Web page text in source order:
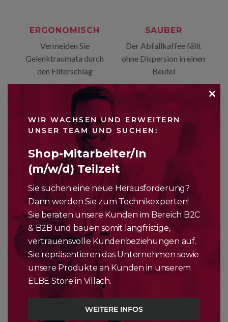
ERGONOMISCH
Vermeiden Sie
Gelenktraumata durch
den Filterschlag
SAUBER
Der Abfallkaffee fällt
ohne Dispersion in einen
Beutel
WIR WACHSEN UND ERWEITERN
UNSER TEAM UND SUCHEN:
Shop-Mitarbeiter/In
(m/w/d) Teilzeit
Sie suchen eine neue Herausforderung?
Dann werden Sie zum Technikexperten!
Sie beraten unsere Kunden im Bereich B2C
& B2B und bauen somit langfristige,
vertrauensvolle Kundenbeziehungen auf.
Sie repräsentieren das Unternehmen sowie
unsere Produkte an Kunden in unserem
ELBE Store in Villach.
WEITERE INFOS